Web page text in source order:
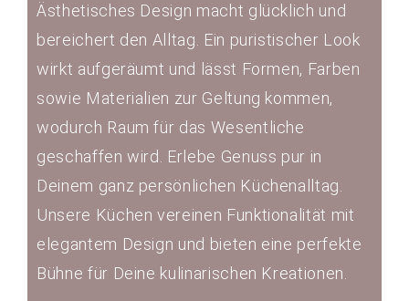
Ästhetisches Design macht glücklich und
bereichert den Alltag. Ein puristischer Look
wirkt aufgeräumt und lässt Formen, Farben
sowie Materialien zur Geltung kommen,
wodurch Raum für das Wesentliche
geschaffen wird. Erlebe Genuss pur in
Deinem ganz persönlichen Küchenalltag.
Unsere Küchen vereinen Funktionalität mit
elegantem Design und bieten eine perfekte
Bühne für Deine kulinarischen Kreationen.